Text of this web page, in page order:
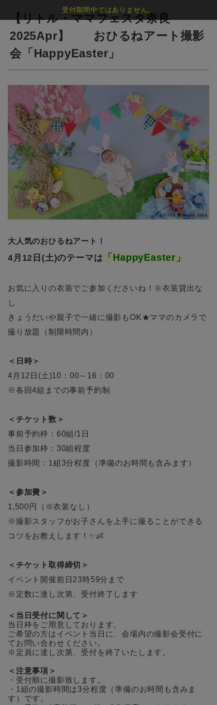
【リトル・ママフェスタ奈良
2025Apr】 おひるねアート撮影
会「HappyEaster」
大人気のおひるねアート！
4月12日(土)のテーマは 「HappyEaster」
お気に入りの衣装でご参加くださいね！※衣装貸出な
し
きょうだいや親子で一緒に撮影もOK★ママのカメラで
撮り放題（制限時間内）
＜日時＞
4月12日(土)10：00～16：00
※各回4組までの事前予約制
＜チケット数＞
事前予約枠：60組/1日
当日参加枠：30組程度
撮影時間：1組3分程度（準備のお時間も含みます）
＜参加費＞
1,500円（※衣装なし）
※撮影スタッフがお子さんを上手に撮ることができる
コツをお教えします！✨👶
＜チケット取得締切＞
イベント開催前日23時59分まで
※定数に達し次第、受付終了します
＜当日受付に関して＞
当日枠をご用意しております。
ご希望の方はイベント当日に、会場内の撮影会受付に
てお問い合わせください。
※定員に達し次第、受付を終了いたします。
＜注意事項＞
・受付順に撮影致します。
・1組の撮影時間は3分程度（準備のお時間も含みま
す）です。
受付期間中ではありません。